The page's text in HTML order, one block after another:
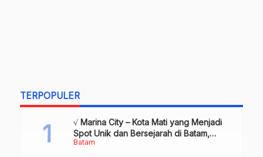
TERPOPULER
Batam
√ Marina City – Kota Mati yang Menjadi
Spot Unik dan Bersejarah di Batam,
Review & Info